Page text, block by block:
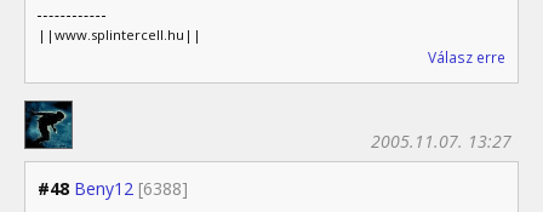
||www.splintercell.hu||
Válasz erre
#48 Beny12 [6388]
2005.11.07. 13:27